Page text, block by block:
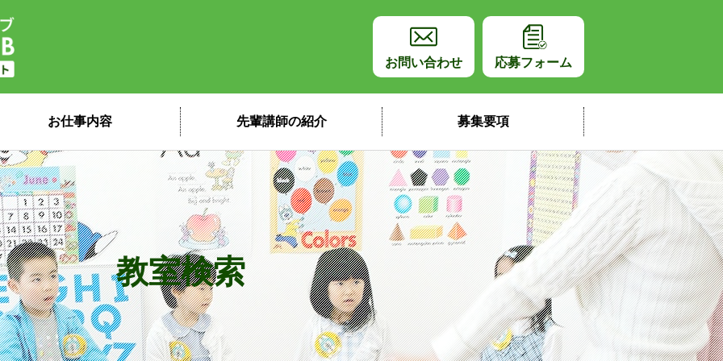
子ども英会話ペッピーキッズクラブ 講師採用サイト
お問い合わせ 応募フォーム
お仕事内容 先輩講師の紹介 募集要項
教室検索